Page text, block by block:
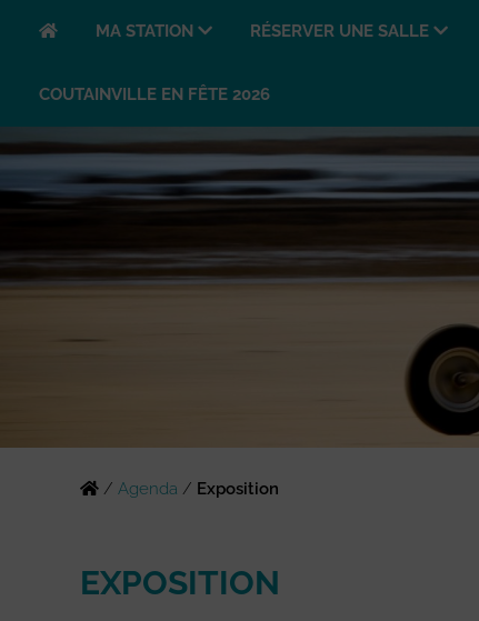
MA STATION RÉSERVER UNE SALLE
COUTAINVILLE EN FÊTE 2026
/ Agenda / Exposition
EXPOSITION